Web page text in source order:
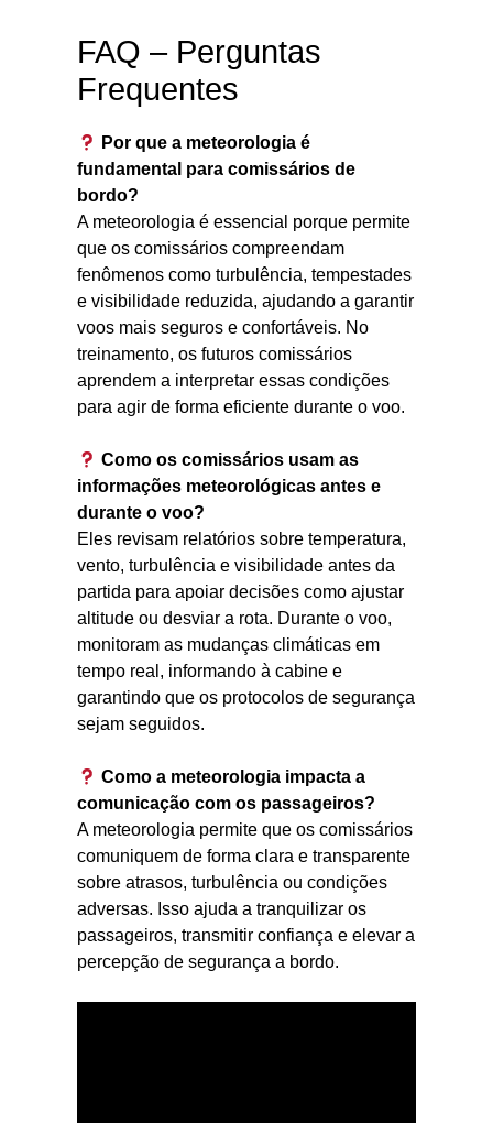
FAQ – Perguntas
Frequentes
Por que a meteorologia é
fundamental para comissários de
bordo?
A meteorologia é essencial porque permite
que os comissários compreendam
fenômenos como turbulência, tempestades
e visibilidade reduzida, ajudando a garantir
voos mais seguros e confortáveis. No
treinamento, os futuros comissários
aprendem a interpretar essas condições
para agir de forma eficiente durante o voo.
Como os comissários usam as
informações meteorológicas antes e
durante o voo?
Eles revisam relatórios sobre temperatura,
vento, turbulência e visibilidade antes da
partida para apoiar decisões como ajustar
altitude ou desviar a rota. Durante o voo,
monitoram as mudanças climáticas em
tempo real, informando à cabine e
garantindo que os protocolos de segurança
sejam seguidos.
Como a meteorologia impacta a
comunicação com os passageiros?
A meteorologia permite que os comissários
comuniquem de forma clara e transparente
sobre atrasos, turbulência ou condições
adversas. Isso ajuda a tranquilizar os
passageiros, transmitir confiança e elevar a
percepção de segurança a bordo.